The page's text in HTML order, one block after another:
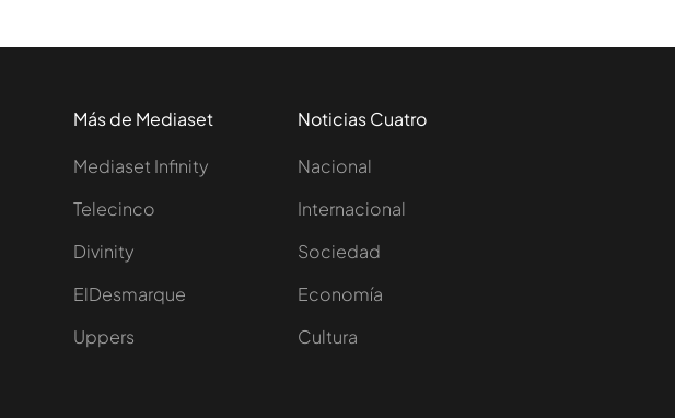
Más de Mediaset
Mediaset Infinity
Telecinco
Divinity
ElDesmarque
Uppers
Noticias Cuatro
Nacional
Internacional
Sociedad
Economía
Cultura